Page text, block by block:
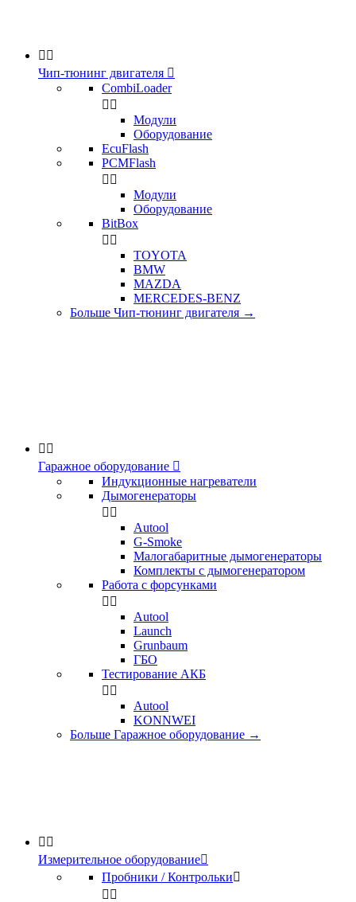
 
Чип-тюнинг двигателя 
CombiLoader
 
Модули
Оборудование
EcuFlash
PCMFlash
 
Модули
Оборудование
BitBox
 
TOYOTA
BMW
MAZDA
MERCEDES-BENZ
Больше Чип-тюнинг двигателя →
 
Гаражное оборудование 
Индукционные нагреватели
Дымогенераторы
 
Аutool
G-Smoke
Малогабаритные дымогенераторы
Комплекты с дымогенератором
Работа с форсунками
 
Autool
Launch
Grunbaum
ГБО
Тестирование АКБ
 
Autool
KONNWEI
Больше Гаражное оборудование →
 
Измерительное оборудование
Пробники / Контрольки
 